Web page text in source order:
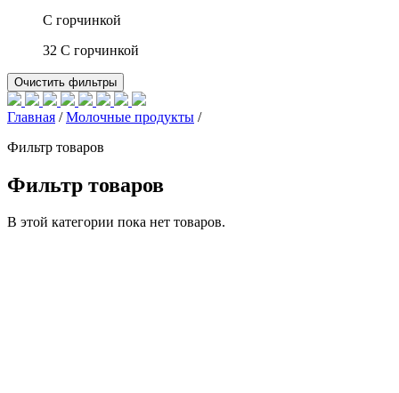
С горчинкой
32 С горчинкой
Очистить фильтры
Главная / Молочные продукты /
Фильтр товаров
Фильтр товаров
В этой категории пока нет товаров.